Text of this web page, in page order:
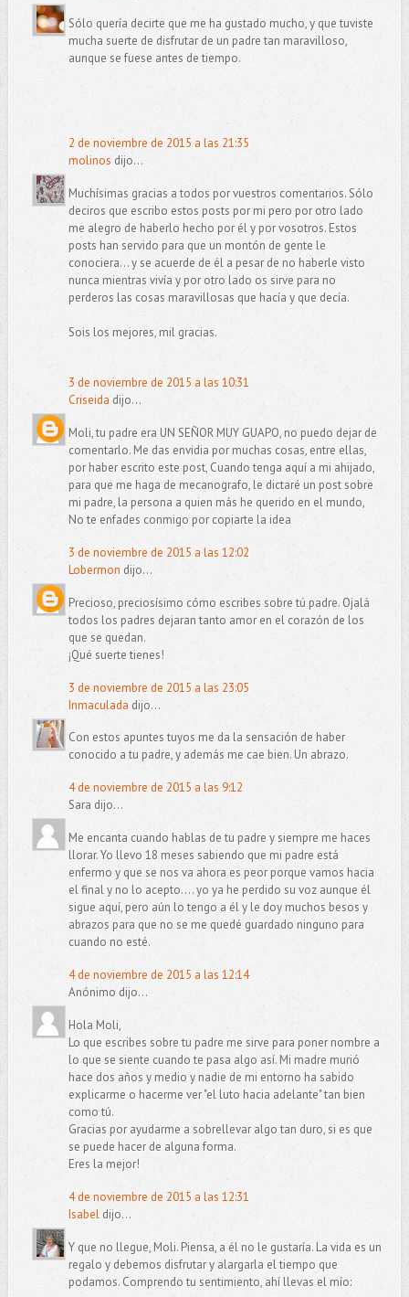
Sólo quería decirte que me ha gustado mucho, y que tuviste
mucha suerte de disfrutar de un padre tan maravilloso,
aunque se fuese antes de tiempo.
2 de noviembre de 2015 a las 21:35
molinos dijo...
Muchísimas gracias a todos por vuestros comentarios. Sólo
deciros que escribo estos posts por mi pero por otro lado
me alegro de haberlo hecho por él y por vosotros. Estos
posts han servido para que un montón de gente le
conociera... y se acuerde de él a pesar de no haberle visto
nunca mientras vivía y por otro lado os sirve para no
perderos las cosas maravillosas que hacía y que decía.
Sois los mejores, mil gracias.
3 de noviembre de 2015 a las 10:31
Criseida dijo...
Moli, tu padre era UN SEÑOR MUY GUAPO, no puedo dejar de
comentarlo. Me das envidia por muchas cosas, entre ellas,
por haber escrito este post, Cuando tenga aquí a mi ahijado,
para que me haga de mecanografo, le dictaré un post sobre
mi padre, la persona a quien más he querido en el mundo,
No te enfades conmigo por copiarte la idea
3 de noviembre de 2015 a las 12:02
Lobermon dijo...
Precioso, preciosísimo cómo escribes sobre tú padre. Ojalá
todos los padres dejaran tanto amor en el corazón de los
que se quedan.
¡Qué suerte tienes!
3 de noviembre de 2015 a las 23:05
Inmaculada dijo...
Con estos apuntes tuyos me da la sensación de haber
conocido a tu padre, y además me cae bien. Un abrazo.
4 de noviembre de 2015 a las 9:12
Sara dijo...
Me encanta cuando hablas de tu padre y siempre me haces
llorar. Yo llevo 18 meses sabiendo que mi padre está
enfermo y que se nos va ahora es peor porque vamos hacia
el final y no lo acepto.... yo ya he perdido su voz aunque él
sigue aquí, pero aún lo tengo a él y le doy muchos besos y
abrazos para que no se me quedé guardado ninguno para
cuando no esté.
4 de noviembre de 2015 a las 12:14
Anónimo dijo...
Hola Moli,
Lo que escribes sobre tu padre me sirve para poner nombre a
lo que se siente cuando te pasa algo así. Mi madre murió
hace dos años y medio y nadie de mi entorno ha sabido
explicarme o hacerme ver "el luto hacia adelante" tan bien
como tú.
Gracias por ayudarme a sobrellevar algo tan duro, si es que
se puede hacer de alguna forma.
Eres la mejor!
4 de noviembre de 2015 a las 12:31
Isabel dijo...
Y que no llegue, Moli. Piensa, a él no le gustaría. La vida es un
regalo y debemos disfrutar y alargarla el tiempo que
podamos. Comprendo tu sentimiento, ahí llevas el mío: